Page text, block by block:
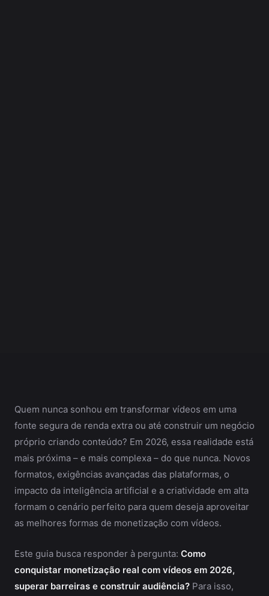
Quem nunca sonhou em transformar vídeos em uma
fonte segura de renda extra ou até construir um negócio
próprio criando conteúdo? Em 2026, essa realidade está
mais próxima – e mais complexa – do que nunca. Novos
formatos, exigências avançadas das plataformas, o
impacto da inteligência artificial e a criatividade em alta
formam o cenário perfeito para quem deseja aproveitar
as melhores formas de monetização com vídeos.
Este guia busca responder à pergunta: Como
conquistar monetização real com vídeos em 2026,
superar barreiras e construir audiência? Para isso,